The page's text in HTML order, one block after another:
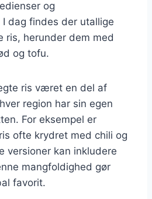
og
dag findes der utallige
ris, herunder dem med
og tofu.
ris været en del af
region har sin egen
For eksempel er
ofte krydret med chili og
versioner kan inkludere
mangfoldighed gør
favorit.